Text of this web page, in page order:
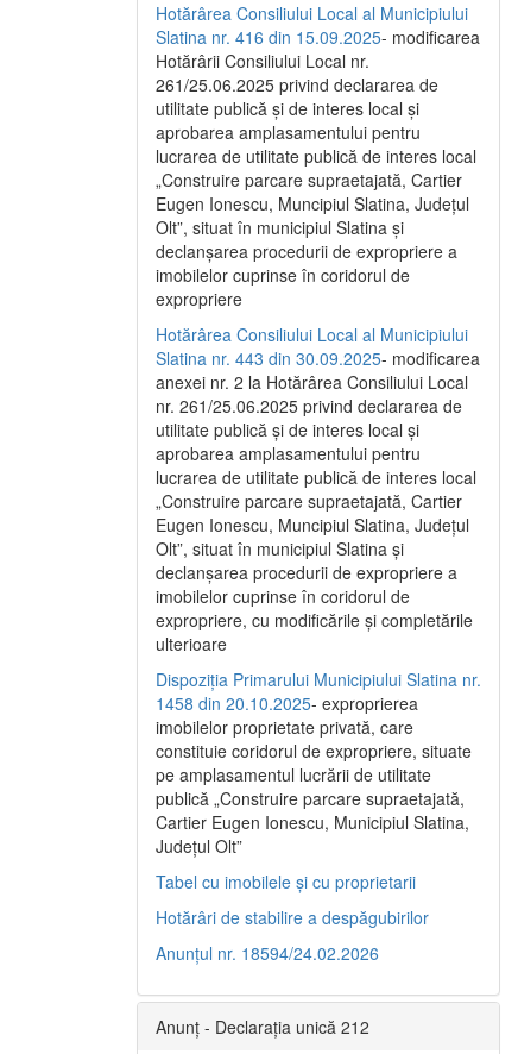
Hotărârea Consiliului Local al Municipiului
Slatina nr. 416 din 15.09.2025- modificarea
Hotărârii Consiliului Local nr.
261/25.06.2025 privind declararea de
utilitate publică și de interes local și
aprobarea amplasamentului pentru
lucrarea de utilitate publică de interes local
„Construire parcare supraetajată, Cartier
Eugen Ionescu, Muncipiul Slatina, Județul
Olt”, situat în municipiul Slatina și
declanșarea procedurii de expropriere a
imobilelor cuprinse în coridorul de
expropriere
Hotărârea Consiliului Local al Municipiului
Slatina nr. 443 din 30.09.2025- modificarea
anexei nr. 2 la Hotărârea Consiliului Local
nr. 261/25.06.2025 privind declararea de
utilitate publică şi de interes local şi
aprobarea amplasamentului pentru
lucrarea de utilitate publică de interes local
„Construire parcare supraetajată, Cartier
Eugen Ionescu, Muncipiul Slatina, Judeţul
Olt”, situat în municipiul Slatina şi
declanşarea procedurii de expropriere a
imobilelor cuprinse în coridorul de
expropriere, cu modificările şi completările
ulterioare
Dispoziția Primarului Municipiului Slatina nr.
1458 din 20.10.2025- exproprierea
imobilelor proprietate privată, care
constituie coridorul de expropriere, situate
pe amplasamentul lucrării de utilitate
publică „Construire parcare supraetajată,
Cartier Eugen Ionescu, Municipiul Slatina,
Județul Olt”
Tabel cu imobilele și cu proprietarii
Hotărâri de stabilire a despăgubirilor
Anunțul nr. 18594/24.02.2026
Anunț - Declarația unică 212